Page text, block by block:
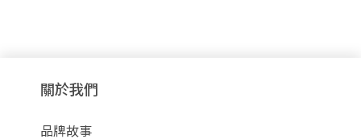
關於我們
品牌故事